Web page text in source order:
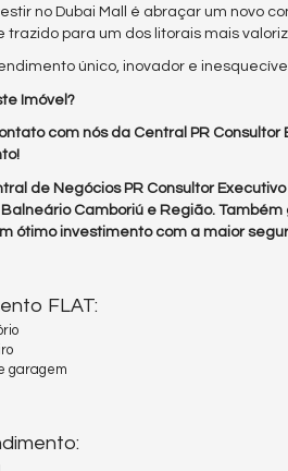
no Dubai Mall é abraçar um novo
trazido para um dos litorais mais
único, inovador e
Imóvel?
com nós da Central PR
de Negócios PR Consultor
Camboriú e Região.
ótimo investimento com a maior
FLAT:
garagem